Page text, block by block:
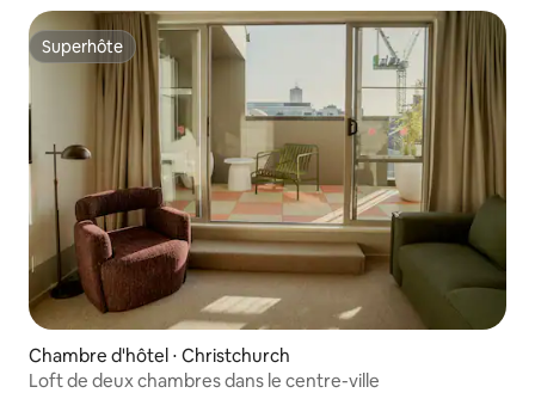
Superhôte
Superhôte
Chambre d'hôtel ⋅ Christchurch
Loft de deux chambres dans le centre-ville